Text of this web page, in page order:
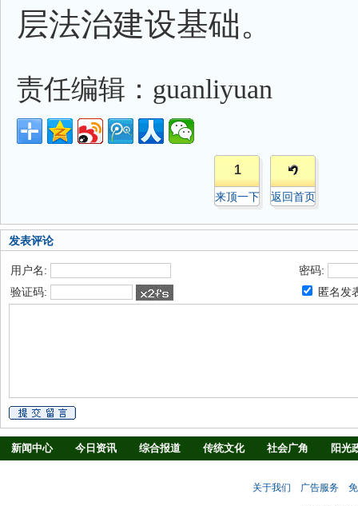
层法治建设基础。
责任编辑：guanliyuan
1
来顶一下 返回首页
发表评论
用户名:
密码:
验证码:
匿名发
新闻中心 今日资讯 综合报道 传统文化 社会广角
阳光
关于我们 广告服务